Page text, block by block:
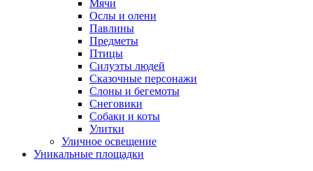
Мячи
Ослы и олени
Павлины
Предметы
Птицы
Силуэты людей
Сказочные персонажи
Слоны и бегемоты
Снеговики
Собаки и коты
Улитки
Уличное освещение
Уникальные площадки